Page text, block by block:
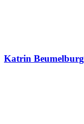
Katrin Beumelburg